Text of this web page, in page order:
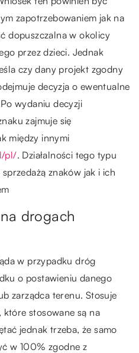
zapotrzebowaniem jak na
dopuszczalna w okolicy
przez dzieci. Jednak
czy dany projekt zgodny
decyzja o ewentualne
wydaniu decyzji
zajmuje się
między innymi
pl/. Działalności tego typu
znaków jak i ich
drogach
w przypadku dróg
o postawieniu danego
zarządca terenu. Stosuje
które stosowane są na
jednak trzeba, że samo
w 100% zgodne z